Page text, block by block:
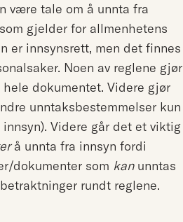
være tale om å unnta fra
gjelder for allmenhetens
er innsynsrett, men det finnes
Noen av reglene gjør
dokumentet. Videre gjør
unntaksbestemmelser kun
Videre går det et viktig
å unnta fra innsyn fordi
dokumenter som kanunntas
rundt reglene.